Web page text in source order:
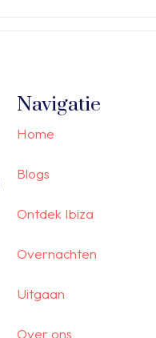
Navigatie
Home
Blogs
Ontdek Ibiza
Overnachten
Uitgaan
Over ons